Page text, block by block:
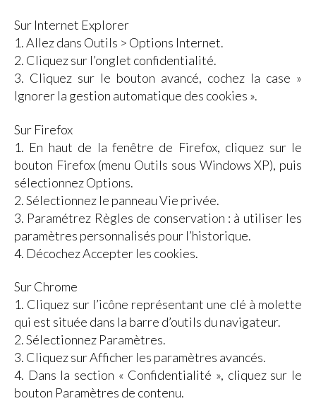
Sur Internet Explorer
1. Allez dans Outils > Options Internet.
2. Cliquez sur l’onglet confidentialité.
3. Cliquez sur le bouton avancé, cochez la case »
Ignorer la gestion automatique des cookies ».
Sur Firefox
1. En haut de la fenêtre de Firefox, cliquez sur le
bouton Firefox (menu Outils sous Windows XP), puis
sélectionnez Options.
2. Sélectionnez le panneau Vie privée.
3. Paramétrez Règles de conservation : à utiliser les
paramètres personnalisés pour l’historique.
4. Décochez Accepter les cookies.
Sur Chrome
1. Cliquez sur l’icône représentant une clé à molette
qui est située dans la barre d’outils du navigateur.
2. Sélectionnez Paramètres.
3. Cliquez sur Afficher les paramètres avancés.
4. Dans la section « Confidentialité », cliquez sur le
bouton Paramètres de contenu.